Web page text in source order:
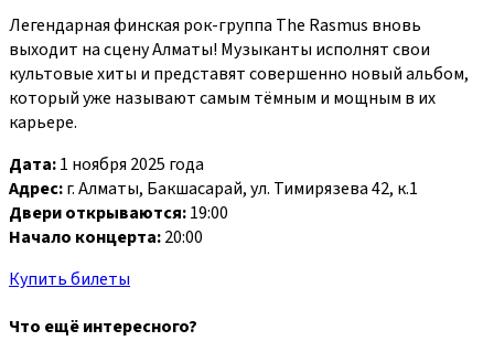
Легендарная финская рок-группа The Rasmus вновь
выходит на сцену Алматы! Музыканты исполнят свои
культовые хиты и представят совершенно новый альбом,
который уже называют самым тёмным и мощным в их
карьере.
Дата:1 ноября 2025 года
Адрес:г. Алматы, Бакшасарай, ул. Тимирязева 42, к.1
Двери открываются:19:00
Начало концерта:20:00
Купить билеты
Что ещё интересного?